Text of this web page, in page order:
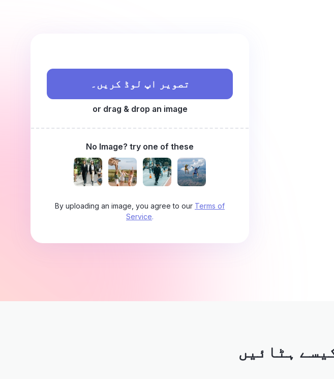
تصویر اپ لوڈ کریں۔
or drag & drop an image
No Image? try one of these
By uploading an image, you agree to our Terms of
Service
ہٹائیں